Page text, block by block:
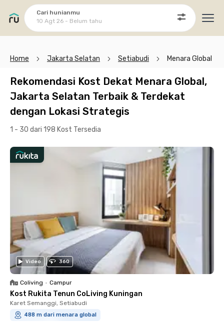
Cari hunianmu
10 Agt 26 - Belum tahu
Home Jakarta Selatan Setiabudi Menara Global
Rekomendasi Kost Dekat Menara Global,
Jakarta Selatan Terbaik & Terdekat
dengan Lokasi Strategis
1 - 30 dari 198 Kost Tersedia
Video 360
Coliving • Campur
Kost Rukita Tenun CoLiving Kuningan
Karet Semanggi, Setiabudi
488 m dari menara global